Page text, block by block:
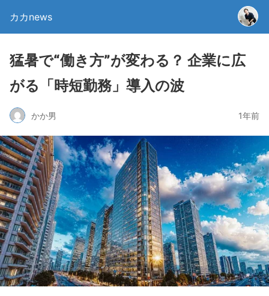
カカnews
猛暑で“働き方”が変わる？ 企業に広
がる「時短勤務」導入の波
かか男 1年前